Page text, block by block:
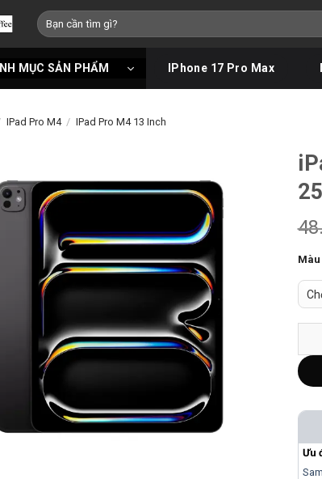
Tìm
kiếm:
MỤC SẢN PHẨM IPhone 17 Pro Max
IPad Pro M4 / IPad Pro M4 13 Inch
Màu
Ưu